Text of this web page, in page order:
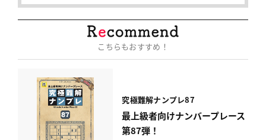
こちらもおすすめ！
究極難解ナンプレ87
最上級者向けナンバープレース
第87弾！